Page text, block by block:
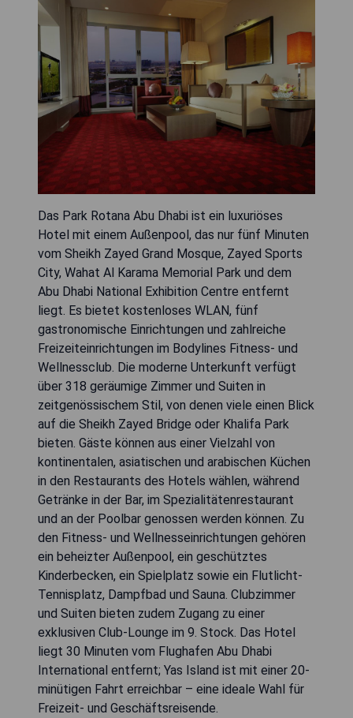
Das Park Rotana Abu Dhabi ist ein luxuriöses
Hotel mit einem Außenpool, das nur fünf Minuten
vom Sheikh Zayed Grand Mosque, Zayed Sports
City, Wahat Al Karama Memorial Park und dem
Abu Dhabi National Exhibition Centre entfernt
liegt. Es bietet kostenloses WLAN, fünf
gastronomische Einrichtungen und zahlreiche
Freizeiteinrichtungen im Bodylines Fitness- und
Wellnessclub. Die moderne Unterkunft verfügt
über 318 geräumige Zimmer und Suiten in
zeitgenössischem Stil, von denen viele einen Blick
auf die Sheikh Zayed Bridge oder Khalifa Park
bieten. Gäste können aus einer Vielzahl von
kontinentalen, asiatischen und arabischen Küchen
in den Restaurants des Hotels wählen, während
Getränke in der Bar, im Spezialitätenrestaurant
und an der Poolbar genossen werden können. Zu
den Fitness- und Wellnesseinrichtungen gehören
ein beheizter Außenpool, ein geschütztes
Kinderbecken, ein Spielplatz sowie ein Flutlicht-
Tennisplatz, Dampfbad und Sauna. Clubzimmer
und Suiten bieten zudem Zugang zu einer
exklusiven Club-Lounge im 9. Stock. Das Hotel
liegt 30 Minuten vom Flughafen Abu Dhabi
International entfernt; Yas Island ist mit einer 20-
minütigen Fahrt erreichbar – eine ideale Wahl für
Freizeit- und Geschäftsreisende.